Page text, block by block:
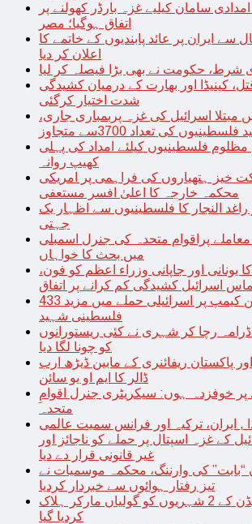
امدادی سامان کیلیے غزہ بارڈر کھولنے پر
اتفاق ہوگیا؛ مصر
متحدہ نے 8 سال سے ایران پر عائد پابندیوں کے خاتمے کا
اعلان کر دیا
شرط، حکومت نے بھی بڑا فیصلہ کر لیا
کینیڈا اور بھارت کے درمیان کشیدگی
شدت اختیار کرگئی
مبتلا اسرائیل کی غزہ پربمباری جاری،
کی تعداد 3700سے متجاوز
فلسطینیوں کیلئے امداد کی پہلی
کھیپ روانہ
خیز ہتھیاروں کی فراہمی پر امریکی
محکمہ خارجہ کا اعلیٰ افسر مستعفی
النجار کا فلسطینیوں سے اظہار یک
جہتی
پراقوام متحدہ کی جنرل اسمبلی
میں بحث کا خواہاں
اور جاپانی وزراء اعظم کو فون،
اسرائیل کشیدگی کم کرانے پر اتفاق
غزہ کے پناہ گزین کیمپ پر اسرائیلی حملے میں مزید 433
فلسطینی شہید
ڈرامہ رچا کر شہری نے کئی ریستورانوں
کو چونا لگا دیا
پاکستان ریفائنری کے مابین ڈیڑھ ارب
ڈالر کا ایم او یو سائن
خوفزدہ ہوں: سیکریٹری جنرل اقوامِ
متحدہ
, ایران، ترکیہ اور فرانس سمیت عالمی
کے غزہ اسپتال پر حملے کو ناجائز اور
غیر قانونی قرار دے دیا
“بابت” کی وارننگ، محکمہ موسمیات نے
تیز رفتار ہوائوں سے خبردار کردیا
بیلجیئم میں سویڈن کے 2 شہریوں کو گولیاں مارکر ہلاک
کردیا گیا